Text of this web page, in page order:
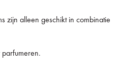
zijn alleen geschikt in combinatie